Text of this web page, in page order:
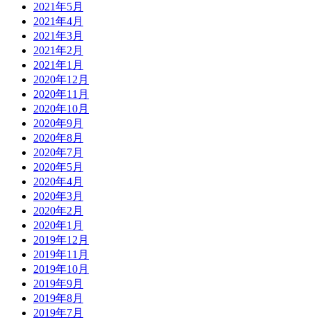
2021年5月
2021年4月
2021年3月
2021年2月
2021年1月
2020年12月
2020年11月
2020年10月
2020年9月
2020年8月
2020年7月
2020年5月
2020年4月
2020年3月
2020年2月
2020年1月
2019年12月
2019年11月
2019年10月
2019年9月
2019年8月
2019年7月